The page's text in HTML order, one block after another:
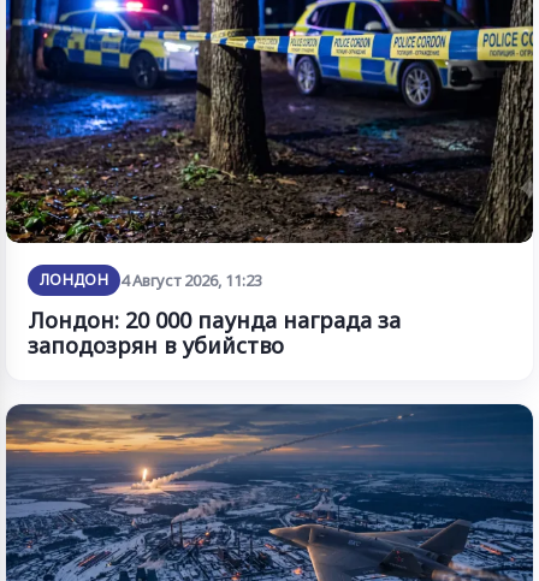
ЛОНДОН 4 Август 2026, 11:23
Лондон: 20 000 паунда награда за
заподозрян в убийство